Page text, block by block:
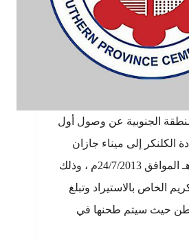
الجنوبية عن وصول أول
إلى ميناء جازان
يوم الأربعاء 16/9/1434هـ الموافق 24/7/2013م ، وذلك
الخاص بالاستيراد وتبلغ
الشحنة( 47097) طن حيث سيتم طحنها في